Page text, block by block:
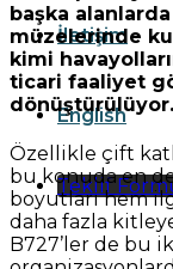
İletişim
English
Teklif
başka
müzelerinde
kimi
ticari faaliyet
dönüştürülüyor.
Özellikle çift
bu konuda en
boyutları hem
daha fazla
B727’ler de bu